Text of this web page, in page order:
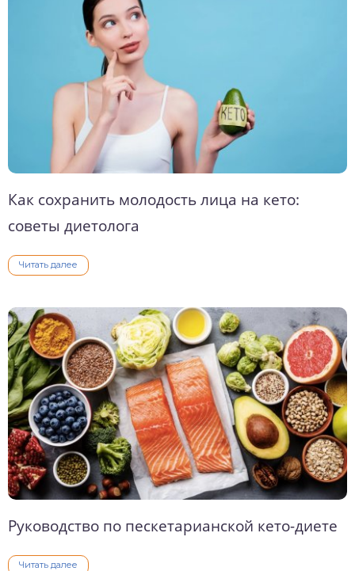
Как сохранить молодость лица на кето:
советы диетолога
Читать далее
Руководство по пескетарианской кето-диете
Читать далее